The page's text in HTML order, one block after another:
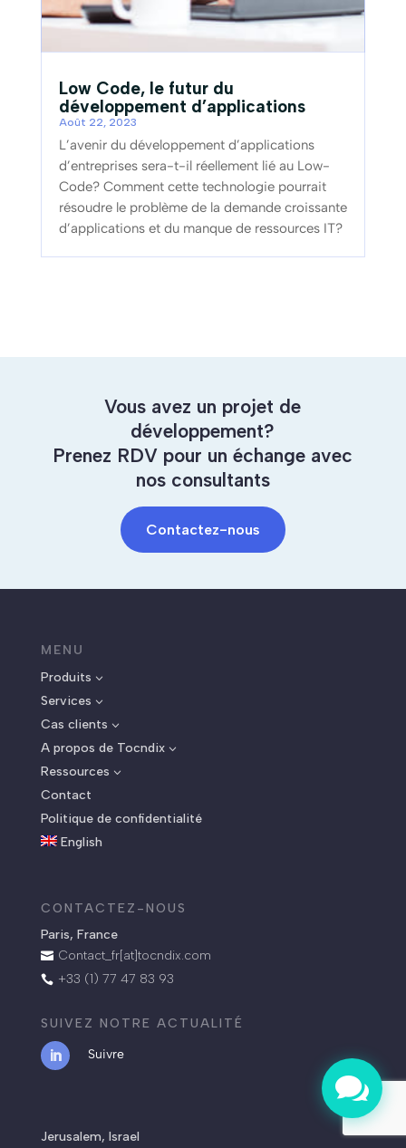
Low Code, le futur du
développement d’applications
Août 22, 2023
L’avenir du développement d’applications
d’entreprises sera-t-il réellement lié au Low-
Code? Comment cette technologie pourrait
résoudre le problème de la demande croissante
d’applications et du manque de ressources IT?
Vous avez un projet de
développement?
Prenez RDV pour un échange avec
nos consultants
Contactez-nous
MENU
Produits 3
Services 3
Cas clients 3
A propos de Tocndix3
Ressources 3
Contact
Politique de confidentialité
English
CONTACTEZ-NOUS
Paris, France
 Contact_fr[at]tocndix.com
 +33 (1) 77 47 83 93
SUIVEZ NOTRE ACTUALITÉ
Suivre
Jerusalem, Israel
